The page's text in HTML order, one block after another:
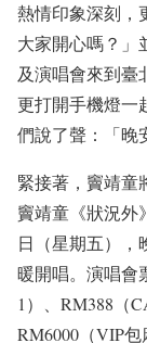
熱情印象深刻，
大家開心嗎？」
及演唱會來到臺
更打開手機燈一
們說了聲：「晚
緊接著，竇靖童
竇靖童《狀況外
日（星期五），
暖開唱。演唱會
1）、RM388（
RM6000（VIP